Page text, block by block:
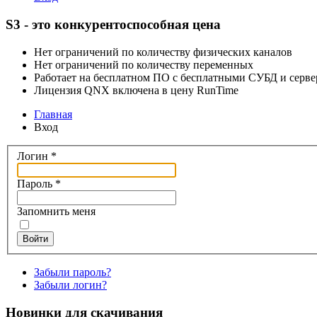
S3 - это конкурентоспособная цена
Нет ограничений по количеству физических каналов
Нет ограничений по количеству переменных
Работает на бесплатном ПО с бесплатными СУБД и
Лицензия QNX включена в цену RunTime
Главная
Вход
Логин *
Пароль *
Запомнить меня
Войти
Забыли пароль?
Забыли логин?
Новинки для скачивания